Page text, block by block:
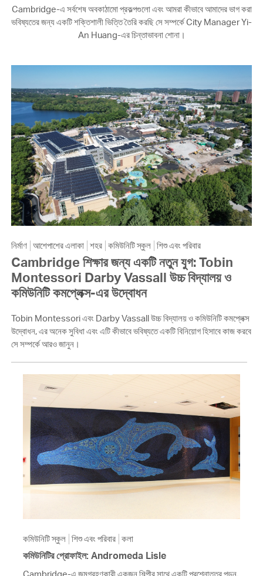
Cambridge-এ সর্বশেষ অবকাঠামো প্রকল্পগুলো এবং আমরা কীভাবে আমাদের ভাগ করা
ভবিষ্যতের জন্য একটি শক্তিশালী ভিত্তি তৈরি করছি সে সম্পর্কে City Manager Yi-
An Huang-এর চিন্তাভাবনা শোনা।
নির্মাণ আশেপাশের এলাকা শহর কমিউনিটি স্কুল শিশু এবং পরিবার
Cambridge শিক্ষার জন্য একটি নতুন যুগ: Tobin
Montessori Darby Vassall উচ্চ বিদ্যালয় ও
কমিউনিটি কমপ্লেক্স-এর উদ্বোধন
Tobin Montessori এবং Darby Vassall উচ্চ বিদ্যালয় ও কমিউনিটি কমপ্লেক্স
উদ্বোধন, এর অনেক সুবিধা এবং এটি কীভাবে ভবিষ্যতে একটি বিনিয়োগ হিসাবে কাজ করবে
সে সম্পর্কে আরও জানুন।
কমিউনিটি স্কুল শিশু এবং পরিবার কলা
কমিউনিটির প্রোফাইল: Andromeda Lisle